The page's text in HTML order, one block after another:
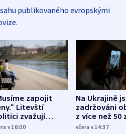
publikovaného evropskými
zapojit
Litevští
zvažují
o
v 16:00
Na Ukrajině
zadržováni
z více než 50
Bojovali na
včera v 14:37